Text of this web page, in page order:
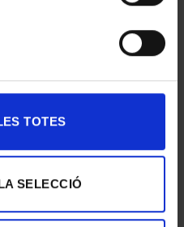
TOTES
SELECCIÓ